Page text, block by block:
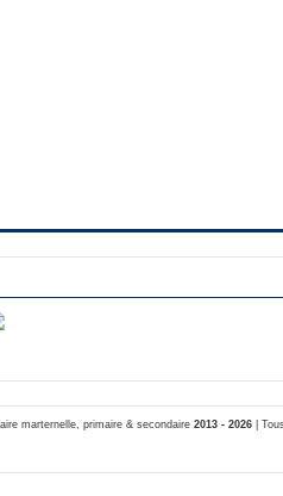
marternelle, primaire & secondaire 2013 - 2026 |